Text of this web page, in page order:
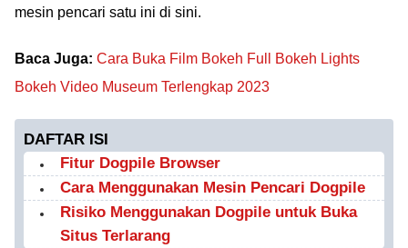
mesin pencari satu ini di sini.
Baca Juga: Cara Buka Film Bokeh Full Bokeh Lights
Bokeh Video Museum Terlengkap 2023
DAFTAR ISI
Fitur Dogpile Browser
Cara Menggunakan Mesin Pencari Dogpile
Risiko Menggunakan Dogpile untuk Buka
Situs Terlarang